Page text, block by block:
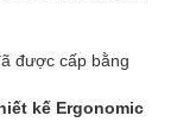
được cấp bằng
kế Ergonomic